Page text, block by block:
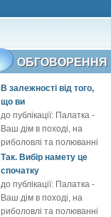
ОБГОВОРЕННЯ
В залежності від того,
що ви
до публікації: Палатка -
Ваш дім в поході, на
риболовлі та полюванні
Так. Вибір намету це
спочатку
до публікації: Палатка -
Ваш дім в поході, на
риболовлі та полюванні